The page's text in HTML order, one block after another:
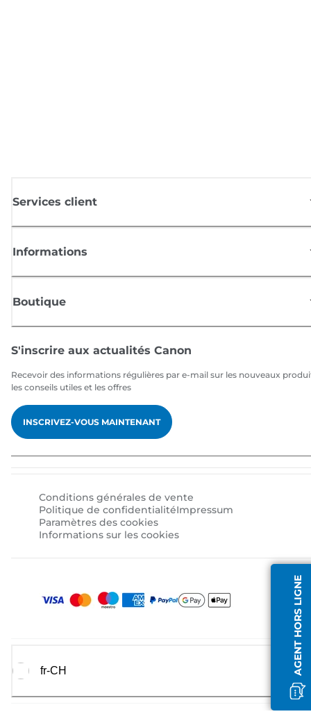
AGENT HORS LIGNE
Services client
Informations
Boutique
S'inscrire aux actualités Canon
Recevoir des informations régulières par e-mail sur les nouveaux
les conseils utiles et les offres
INSCRIVEZ-VOUS MAINTENANT
Conditions générales de vente
Politique de confidentialitéImpressum
Paramètres des cookies
Informations sur les cookies
fr-CH